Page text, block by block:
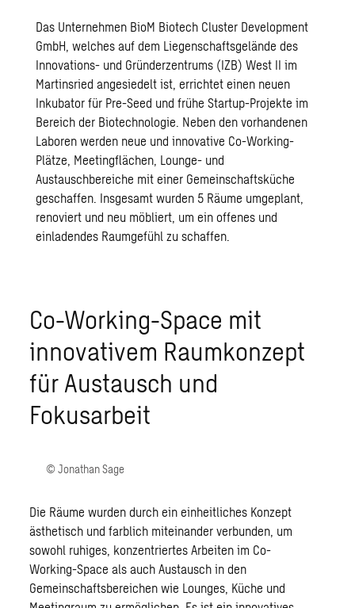
Das Unternehmen BioM Biotech Cluster Development
GmbH, welches auf dem Liegenschaftsgelände des
Innovations- und Gründerzentrums (IZB) West II im
Martinsried angesiedelt ist, errichtet einen neuen
Inkubator für Pre-Seed und frühe Startup-Projekte im
Bereich der Biotechnologie. Neben den vorhandenen
Laboren werden neue und innovative Co-Working-
Plätze, Meetingflächen, Lounge- und
Austauschbereiche mit einer Gemeinschaftsküche
geschaffen. Insgesamt wurden 5 Räume umgeplant,
renoviert und neu möbliert, um ein offenes und
einladendes Raumgefühl zu schaffen.
Co-Working-Space mit
innovativem Raumkonzept
für Austausch und
Fokusarbeit
Die Räume wurden durch ein einheitliches Konzept
ästhetisch und farblich miteinander verbunden, um
sowohl ruhiges, konzentriertes Arbeiten im Co-
Working-Space als auch Austausch in den
Gemeinschaftsbereichen wie Lounges, Küche und
© Jonathan Sage